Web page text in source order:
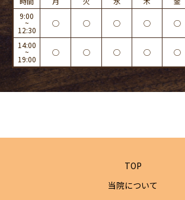
9:00
~
12:30
◯ ◯ ◯ ◯ ◯
14:00
~
19:00
◯ ◯ ◯ ◯ ◯
TOP
当院について